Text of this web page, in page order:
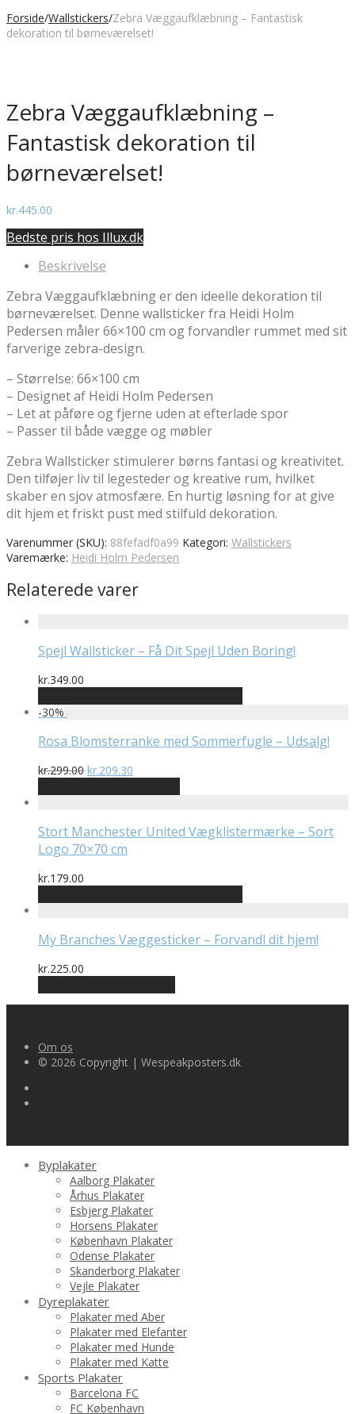
Forside/Wallstickers/Zebra Væggaufklæbning – Fantastisk
dekoration til børneværelset!
Zebra Væggaufklæbning –
Fantastisk dekoration til
børneværelset!
kr.445.00
Bedste pris hos Illux.dk
Beskrivelse
Zebra Væggaufklæbning er den ideelle dekoration til
børneværelset. Denne wallsticker fra Heidi Holm
Pedersen måler 66×100 cm og forvandler rummet med sit
farverige zebra-design.
– Størrelse: 66×100 cm
– Designet af Heidi Holm Pedersen
– Let at påføre og fjerne uden at efterlade spor
– Passer til både vægge og møbler
Zebra Wallsticker stimulerer børns fantasi og kreativitet.
Den tilføjer liv til legesteder og kreative rum, hvilket
skaber en sjov atmosfære. En hurtig løsning for at give
dit hjem et friskt pust med stilfuld dekoration.
Varenummer (SKU): 88fefadf0a99 Kategori: Wallstickers
Varemærke: Heidi Holm Pedersen
Relaterede varer
Spejl Wallsticker – Få Dit Spejl Uden Boring!
kr.349.00
-30%
Rosa Blomsterranke med Sommerfugle – Udsalg!
kr.299.00 Den
pris
kr.299.00.
kr.209.30
pris
kr.209.30.
Stort Manchester United Vægklistermærke – Sort
Logo 70×70 cm
kr.179.00
My Branches Væggesticker – Forvandl dit hjem!
kr.225.00
Om os
© 2026 Copyright | Wespeakposters.dk
Byplakater
Aalborg Plakater
Århus Plakater
Esbjerg Plakater
Horsens Plakater
København Plakater
Odense Plakater
Skanderborg Plakater
Vejle Plakater
Dyreplakater
Plakater med Aber
Plakater med Elefanter
Plakater med Hunde
Plakater med Katte
Sports Plakater
Barcelona FC
FC København